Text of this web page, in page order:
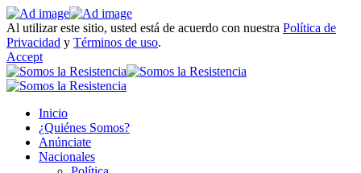
Al utilizar este sitio, usted está de acuerdo con nuestra Política de
Privacidad y Términos de uso.
Accept
Inicio
¿Quiénes Somos?
Anúnciate
Nacionales